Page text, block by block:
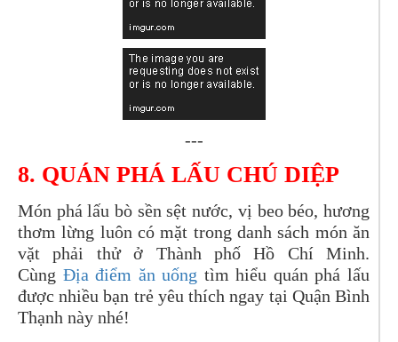
---
8. QUÁN PHÁ LẤU CHÚ DIỆP
Món phá lấu bò sền sệt nước, vị beo béo, hương
thơm lừng luôn có mặt trong danh sách món ăn
vặt phải thử ở Thành phố Hồ Chí Minh.
Cùng Địa điểm ăn uống tìm hiểu quán phá lấu
được nhiều bạn trẻ yêu thích ngay tại Quận Bình
Thạnh này nhé!